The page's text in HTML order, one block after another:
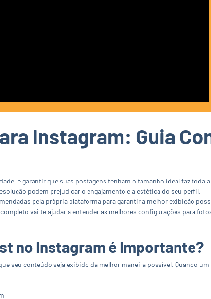
Instagram: Guia
e garantir que suas postagens tenham o tamanho ideal faz toda
podem prejudicar o engajamento e a estética do seu perfil.
pela própria plataforma para garantir a melhor exibição
vai te ajudar a entender as melhores configurações para
no Instagram é Importante?
seu conteúdo seja exibido da melhor maneira possível. Quando